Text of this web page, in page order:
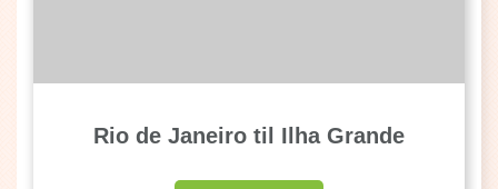
Rio de Janeiro til Ilha Grande